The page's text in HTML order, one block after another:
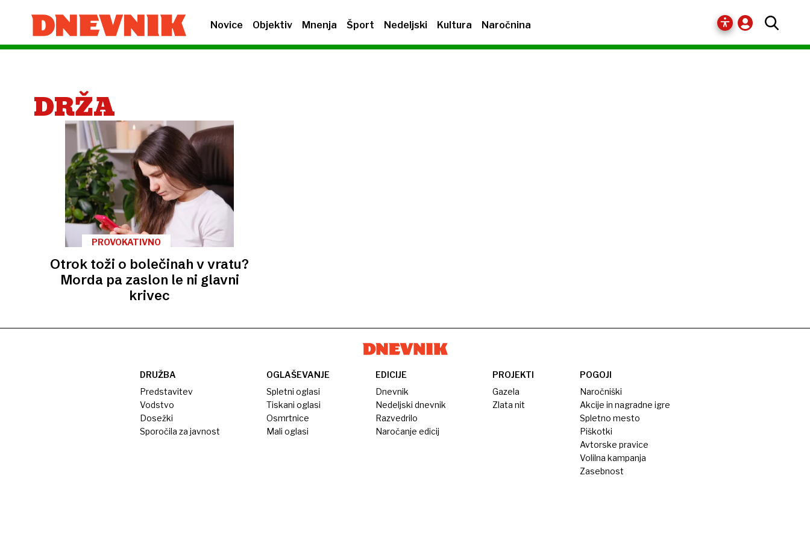
Novice Objektiv Mnenja Šport Nedeljski Kultura Naročnina
DRŽA
PROVOKATIVNO
Otrok toži o bolečinah v vratu?
Morda pa zaslon le ni glavni
krivec
DRUŽBA
Predstavitev
Vodstvo
Dosežki
Sporočila za javnost
OGLAŠEVANJE
Spletni oglasi
Tiskani oglasi
Osmrtnice
Mali oglasi
EDICIJE
Dnevnik
Nedeljski dnevnik
Razvedrilo
Naročanje edicij
PROJEKTI
Gazela
Zlata nit
POGOJI
Naročniški
Akcije in nagradne igre
Spletno mesto
Piškotki
Avtorske pravice
Volilna kampanja
Zasebnost